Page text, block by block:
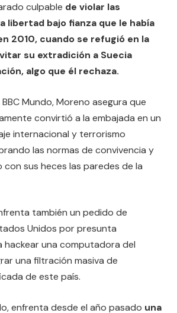
culpable de violar las
libertad bajo fianza que le había
2010, cuando se refugió en la
su extradición a Suecia
algo que él rechaza.
Mundo, Moreno asegura que
convirtió a la embajada en un
internacional y terrorismo
las normas de convivencia y
sus heces las paredes de la
también un pedido de
Unidos por presunta
hackear una computadora del
una filtración masiva de
de este país.
enfrenta desde el año pasado una